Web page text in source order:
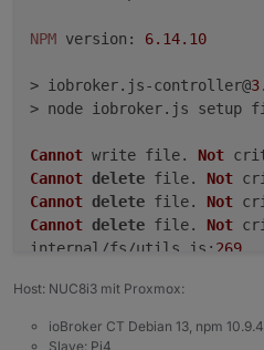
NPM version : 6.14.10
> iobroker. js-controller@
> node iobroker. js setup
Cannot write file. Not
Cannot delete file. Not
Cannot delete file. Not
Cannot delete file. Not
internal/fs/utils.
js : 269
    ^
Error: EACCES
Host: NUC8i3 mit Proxmox:
ioBroker CT Debian 13, npm
Slave: Pi4